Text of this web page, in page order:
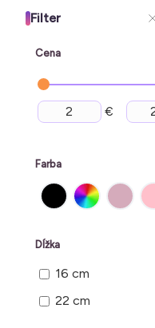
Filter
Cena
€
Dĺžka
16 cm
22 cm
Farba